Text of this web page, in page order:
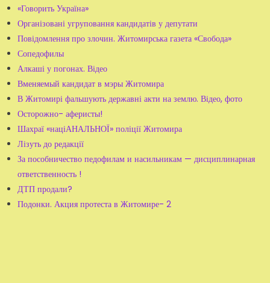
«Говорить Україна»
Організовані угруповання кандидатів у депутати
Повідомлення про злочин. Житомирська газета «Свобода»
Сопедофилы
Алкаші у погонах. Відео
Вменяемый кандидат в мэры Житомира
В Житомирі фальшують державні акти на землю. Відео, фото
Осторожно- аферисты!
Шахраї «націАНАЛЬНОЇ» поліції Житомира
Лізуть до редакції
За пособничество педофилам и насильникам — дисциплинарная
ответственность !
ДТП продали?
Подонки. Акция протеста в Житомире- 2